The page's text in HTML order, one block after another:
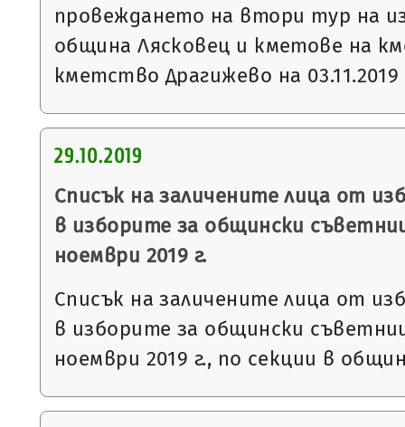
провеждането на втори тур на
община Лясковец и кметове на
кметство Драгижево на 03.11.2019
29.10.2019
Списък на заличените лица от
в изборите за общински
ноември 2019 г.
Списък на заличените лица от
в изборите за общински
ноември 2019 г., по секции в